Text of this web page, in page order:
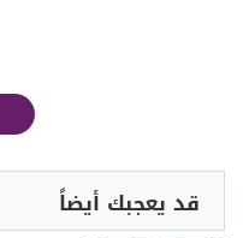
قد يعجبك أيضاً